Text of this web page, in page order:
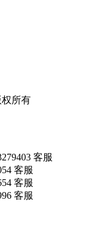
所有
客服
客服
客服
客服